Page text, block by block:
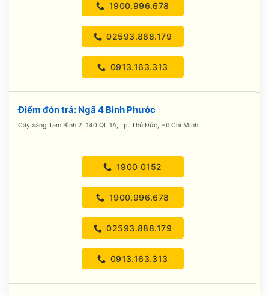
1900.996.678
02593.888.179
0913.163.313
Điểm đón trả: Ngã 4 Bình Phước
Cây xăng Tam Bình 2, 140 QL 1A, Tp. Thủ Đức, Hồ Chí Minh
1900 0152
1900.996.678
02593.888.179
0913.163.313